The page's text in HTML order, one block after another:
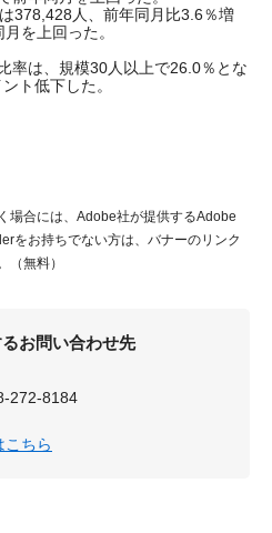
378,428人、前年同月比3.6％増
を上回った。
率は、規模30人以上で26.0％とな
ト低下した。
場合には、Adobe社が提供するAdobe
をお持ちでない方は、バナーのリンク
（無料）
お問い合わせ先
272-8184
こちら